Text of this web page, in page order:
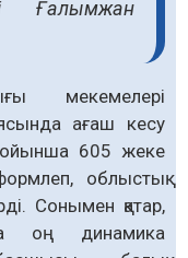
Ғалымжан
мекемелері
ағаш кесу
605 жеке
облыстық
Сонымен қатар,
оң динамика